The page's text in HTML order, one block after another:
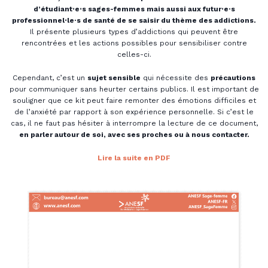
d’étudiant⋅e⋅s sages-femmes mais aussi aux futur⋅e·s
professionnel⋅le·s de santé de se saisir du thème des addictions.
Il présente plusieurs types d’addictions qui peuvent être
rencontrées et les actions possibles pour sensibiliser contre
celles-ci.
Cependant, c’est un sujet sensible qui nécessite des précautions
pour communiquer sans heurter certains publics. Il est important de
souligner que ce kit peut faire remonter des émotions difficiles et
de l’anxiété par rapport à son expérience personnelle. Si c’est le
cas, il ne faut pas hésiter à interrompre la lecture de ce document,
en parler autour de soi, avec ses proches ou à nous contacter.
Lire la suite en PDF